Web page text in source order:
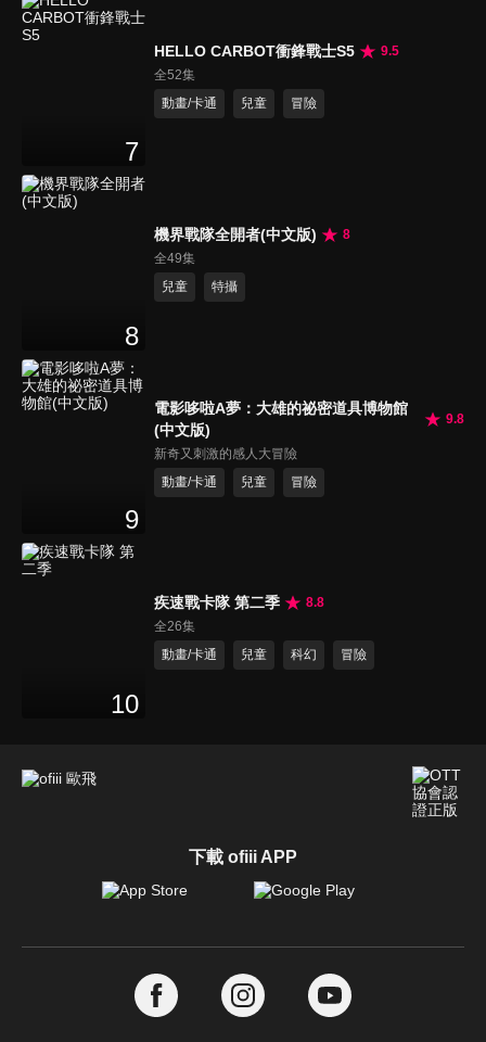
7
HELLO CARBOT衝鋒戰士S5
9.5
全52集
動畫/卡通
兒童 冒險
8
機界戰隊全開者(中文版)
8
全49集
兒童
特攝
9
電影哆啦A夢：大雄的祕密道具博物館
(中文版)
9.8
新奇又刺激的感人大冒險
動畫/卡通
兒童 冒險
10
疾速戰卡隊 第二季
8.8
全26集
動畫/卡通
兒童 科幻 冒險
下載 ofiii APP